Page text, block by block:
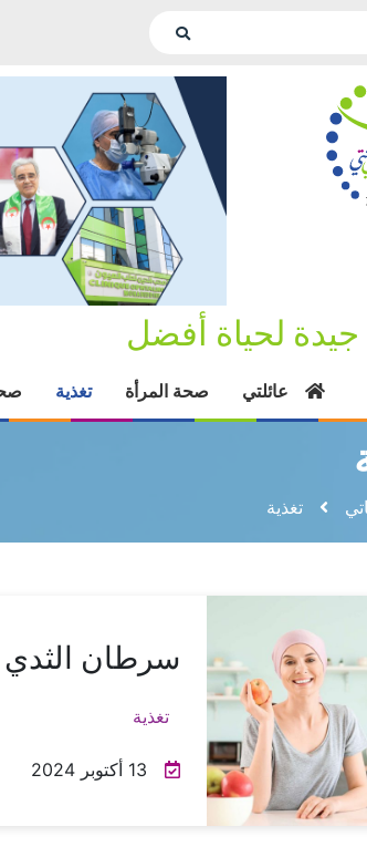
لحياة أفضل
عائلتي صحة المرأة تغذية
تغذية
سرطان الثدي
تغذية
13 أكتوبر 2024